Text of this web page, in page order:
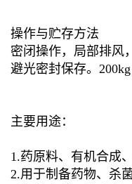
操作与贮存方法
密闭操作，局部排风
避光密封保存。
主要用途：
1.药原料、有机合成
2.用于制备药物、杀